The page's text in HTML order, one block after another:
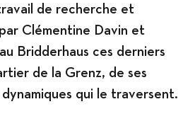
de recherche et
Clémentine Davin et
Bridderhaus ces derniers
de la Grenz, de ses
qui le traversent.